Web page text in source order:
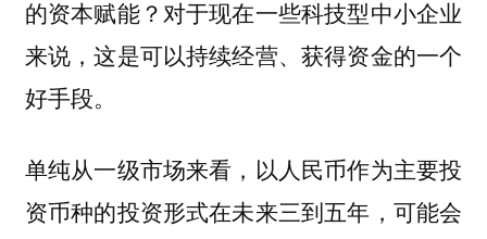
的资本赋能？对于现在一些科技型中小企业
来说，这是可以持续经营、获得资金的一个
好手段。
单纯从一级市场来看， 以人民币作为主要投
资币种的投资形式在未来三到五年，可能会